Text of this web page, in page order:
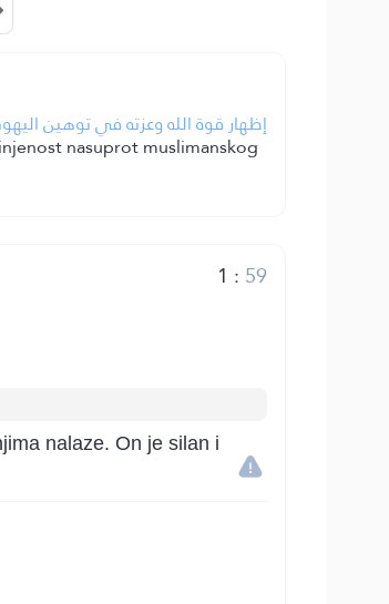
إظهار قوة الله وعزته في توهين
nasuprot muslimanskog
1 : 59
nalaze. On je silan i